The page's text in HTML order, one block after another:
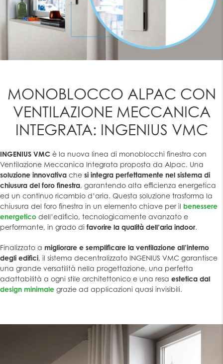
MONOBLOCCO ALPAC CON
VENTILAZIONE MECCANICA
INTEGRATA: INGENIUS VMC
INGENIUS VMC è la nuova linea di monoblocchi finestra con
Ventilazione Meccanica Integrata proposta da Alpac. Una
soluzione innovativa che si integra perfettamente nel sistema di
chiusura del foro finestra, garantendo alta efficienza energetica
ed un continuo ricambio d’aria. Questa soluzione trasforma la
chiusura del foro finestra in un elemento chiave per il benessere
energetico dell’edificio, tecnologicamente avanzato e
performante, in grado di favorire la qualità dell’aria indoor.
Finalizzato a migliorare e semplificare la ventilazione all’interno
degli edifici, il sistema decentralizzato INGENIUS VMC garantisce
una grande versatilità nella progettazione, una perfetta
adattabilità a ogni stile architettonico e una resa estetica dal
design minimale grazie ad applicazioni quasi invisibili.